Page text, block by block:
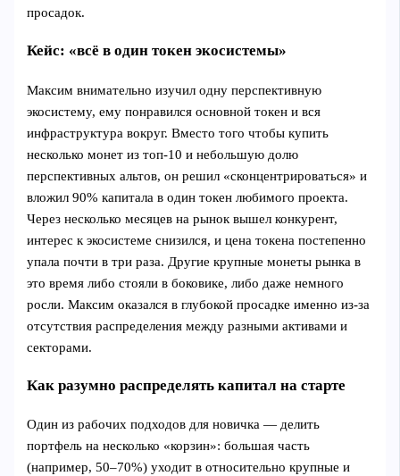
просадок.
Кейс: «всё в один токен экосистемы»
Максим внимательно изучил одну перспективную
экосистему, ему понравился основной токен и вся
инфраструктура вокруг. Вместо того чтобы купить
несколько монет из топ‑10 и небольшую долю
перспективных альтов, он решил «сконцентрироваться» и
вложил 90% капитала в один токен любимого проекта.
Через несколько месяцев на рынок вышел конкурент,
интерес к экосистеме снизился, и цена токена постепенно
упала почти в три раза. Другие крупные монеты рынка в
это время либо стояли в боковике, либо даже немного
росли. Максим оказался в глубокой просадке именно из‑за
отсутствия распределения между разными активами и
секторами.
Как разумно распределять капитал на старте
Один из рабочих подходов для новичка — делить
портфель на несколько «корзин»: большая часть
(например, 50–70%) уходит в относительно крупные и